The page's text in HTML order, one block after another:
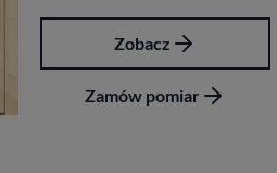
Zobacz
Zamów pomiar